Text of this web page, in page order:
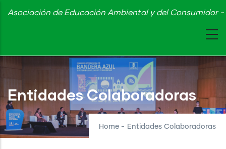
Skip
content
Asociación de Educación Ambiental y del Consumidor
Entidades Colaboradoras
Home - Entidades Colaboradoras